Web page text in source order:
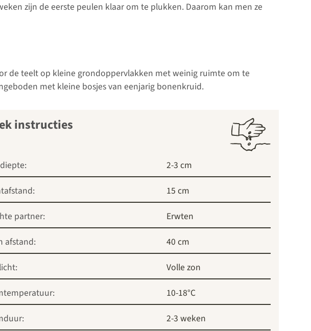
zijn de eerste peulen klaar om te plukken. Daarom kan men ze
de teelt op kleine grondoppervlakken met weinig ruimte om te
met kleine bosjes van eenjarig bonenkruid.
instructies
2-3 cm
15 cm
partner:
Erwten
afstand:
40 cm
Volle zon
10-18°C
2-3 weken